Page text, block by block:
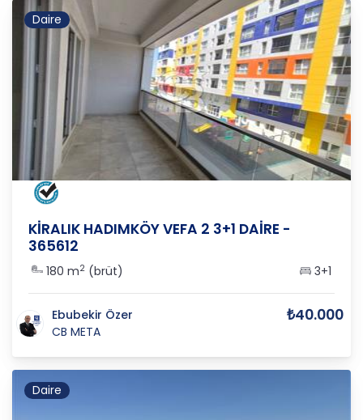
Daire
KİRALIK HADIMKÖY VEFA 2 3+1 DAİRE -
365612
180 m2 (brüt) 3+1
Ebubekir Özer
CB META
₺40.000
Daire